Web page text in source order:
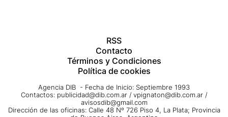
RSS
Contacto
Términos y Condiciones
Política de cookies
Agencia DIB - Fecha de Inicio: Septiembre 1993
Contactos: publicidad@dib.com.ar / vpignaton@dib.com.ar /
avisosdib@gmail.com
Dirección de las oficinas: Calle 48 Nº 726 Piso 4, La Plata; Provincia